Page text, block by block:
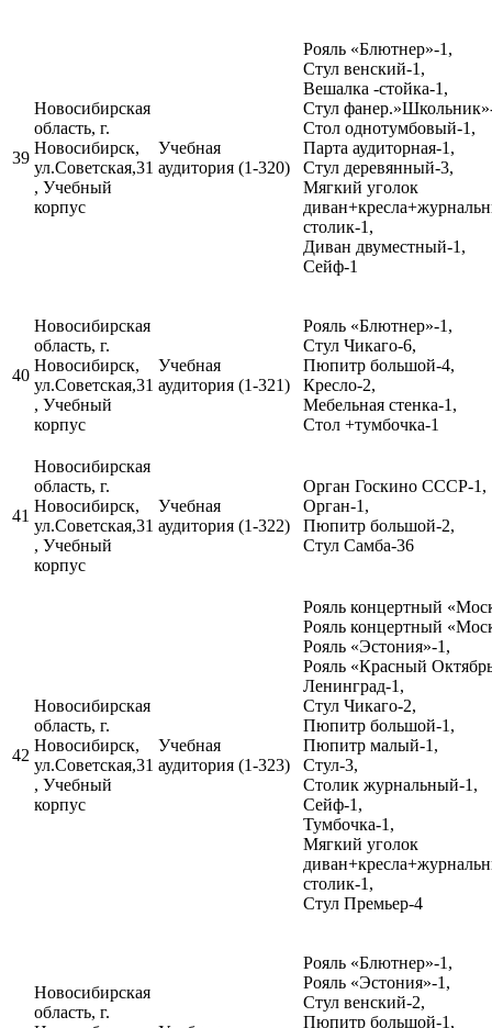
39
Новосибирская
область, г.
Новосибирск,
ул.Советская,31
, Учебный
корпус
Учебная
аудитория (1-320)
Рояль «Блютнер»-1,
Стул венский-1,
Вешалка -стойка-1,
Стул
Стол однотумбовый-1,
Парта аудиторная-1,
Стул деревянный-3,
Мягкий уголок
столик-1,
Диван двуместный-1,
Сейф-1
40
Новосибирская
область, г.
Новосибирск,
ул.Советская,31
, Учебный
корпус
Учебная
аудитория (1-321)
Рояль «Блютнер»-1,
Стул Чикаго-6,
Пюпитр большой-4,
Кресло-2,
Мебельная стенка-1,
Стол +тумбочка-1
41
Новосибирская
область, г.
Новосибирск,
ул.Советская,31
, Учебный
корпус
Учебная
аудитория (1-322)
Орган Госкино СССР-1,
Орган-1,
Пюпитр большой-2,
Стул Самба-36
42
Новосибирская
область, г.
Новосибирск,
ул.Советская,31
, Учебный
корпус
Учебная
аудитория (1-323)
Рояль концертный
Рояль концертный
Рояль «Эстония»-1,
Рояль «Красный
Ленинград-1,
Стул Чикаго-2,
Пюпитр большой-1,
Пюпитр малый-1,
Стул-3,
Столик журнальный-1,
Сейф-1,
Тумбочка-1,
Мягкий уголок
столик-1,
Стул Премьер-4
Новосибирская
область, г.
Рояль «Блютнер»-1,
Рояль «Эстония»-1,
Стул венский-2,
Пюпитр большой-1,